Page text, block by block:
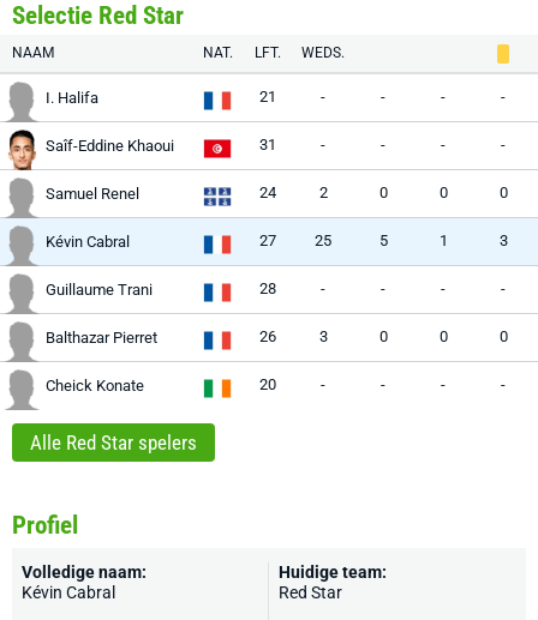
Selectie Red Star
NAAM NAT. LFT. WEDS.
I. Halifa 21 - - - -
Saîf-Eddine Khaoui 31 - - - -
Samuel Renel 24 2 0 0 0
Kévin Cabral 27 25 5 1 3
Guillaume Trani 28 - - - -
Balthazar Pierret 26 3 0 0 0
Cheick Konate 20 - - - -
Alle Red Star spelers
Profiel
Volledige naam:
Kévin Cabral
Huidige team:
Red Star